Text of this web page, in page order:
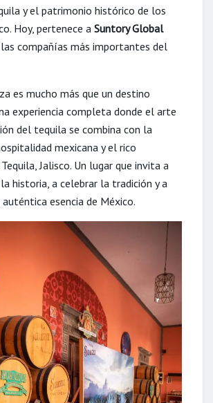
y el patrimonio histórico de los
Hoy, pertenece a Suntory Global
las compañías más importantes del
es mucho más que un destino
experiencia completa donde el arte
del tequila se combina con la
mexicana y el rico
Jalisco. Un lugar que invita a
historia, a celebrar la tradición y a
esencia de México.